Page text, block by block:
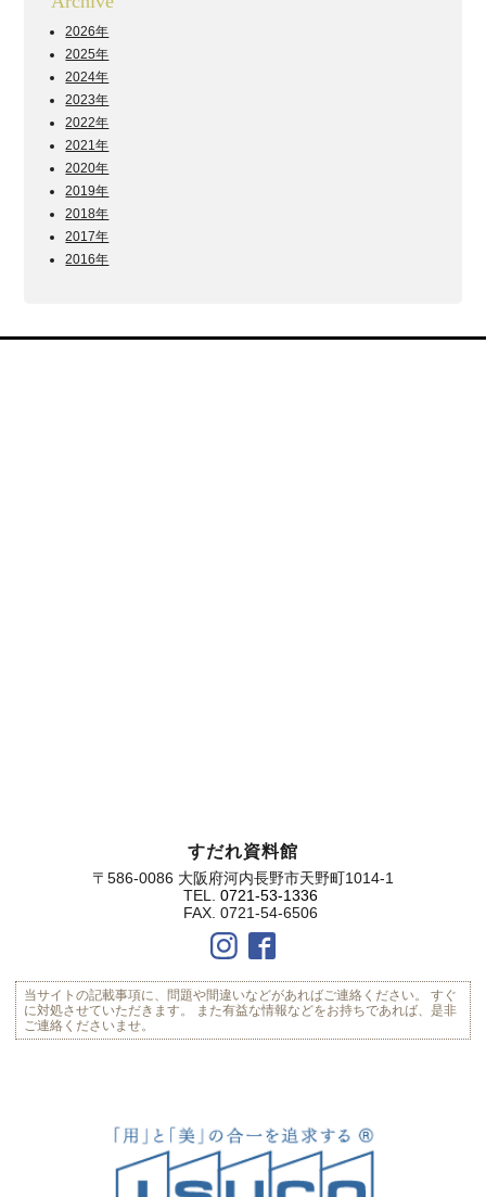
2026年
2025年
2024年
2023年
2022年
2021年
2020年
2019年
2018年
2017年
2016年
すだれ資料館
〒586-0086 大阪府河内長野市天野町1014-1
TEL. 0721-53-1336
FAX. 0721-54-6506
当サイトの記載事項に、問題や間違いなどがあればご連絡ください。
すぐ
に対処させていただきます。
また有益な情報などをお持ちであれば、是非
ご連絡くださいませ。